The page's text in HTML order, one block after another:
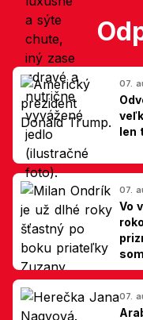
07.
len
07.
Vo
07.